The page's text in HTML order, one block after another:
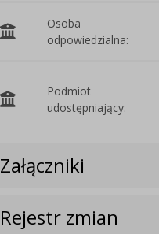
Osoba
odpowiedzialna:
Podmiot
udostępniający:
Załączniki
Rejestr zmian